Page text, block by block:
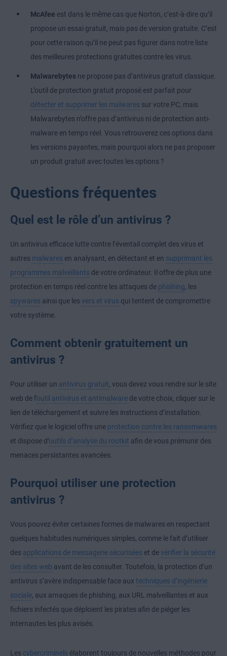
McAfee est dans le même cas que Norton, c’est-à-dire qu’il
propose un essai gratuit, mais pas de version gratuite. C’est
pour cette raison qu’il ne peut pas figurer dans notre liste
des meilleures protections gratuites contre les virus.
Malwarebytes ne propose pas d’antivirus gratuit classique.
L’outil de protection gratuit proposé est parfait pour
détecter et supprimer les malwares sur votre PC, mais
Malwarebytes n’offre pas d’antivirus ni de protection anti-
malware en temps réel. Vous retrouverez ces options dans
les versions payantes, mais pourquoi alors ne pas proposer
un produit gratuit avec toutes les options ?
Questions fréquentes
Quel est le rôle d’un antivirus ?
Un antivirus efficace lutte contre l’éventail complet des virus et
autres malwares en analysant, en détectant et en supprimant les
programmes malveillants de votre ordinateur. Il offre de plus une
protection en temps réel contre les attaques de phishing, les
spywares ainsi que les vers et virus qui tentent de compromettre
votre système.
Comment obtenir gratuitement un
antivirus ?
Pour utiliser un antivirus gratuit, vous devez vous rendre sur le site
web de l’outil antivirus et antimalware de votre choix, cliquer sur le
lien de téléchargement et suivre les instructions d’installation.
Vérifiez que le logiciel offre une protection contre les ransomwares
et dispose d’outils d’analyse du rootkit afin de vous prémunir des
menaces persistantes avancées.
Pourquoi utiliser une protection
antivirus ?
Vous pouvez éviter certaines formes de malwares en respectant
quelques habitudes numériques simples, comme le fait d’utiliser
des applications de messagerie sécurisées et devérifier la sécurité
des sites web avant de les consulter. Toutefois, la protection d’un
antivirus s’avère indispensable face aux techniques d’ingénierie
sociale, aux arnaques de phishing, aux URL malveillantes et aux
fichiers infectés que déploient les pirates afin de piéger les
internautes les plus avisés.
Les cybercriminels élaborent toujours de nouvelles méthodes pour